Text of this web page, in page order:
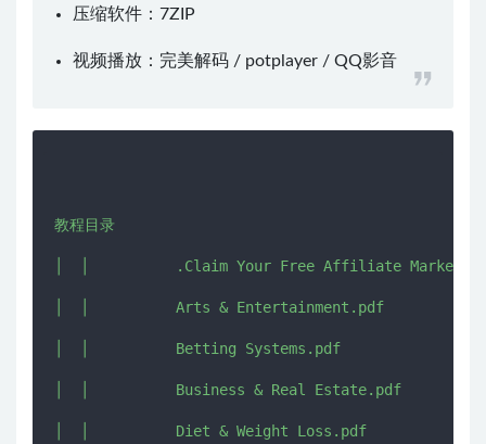
压缩软件： 7ZIP
视频播放： 完美解码 / potplayer / QQ影音
教程目录
│  │          .Claim Your Free Affiliate
│  │          Arts & Entertainment.pdf
│  │          Betting Systems.pdf
│  │          Business & Real Estate.pdf
│  │          Diet & Weight Loss.pdf